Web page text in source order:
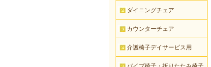
ダイニングチェア
カウンターチェア
介護椅子デイサービス用